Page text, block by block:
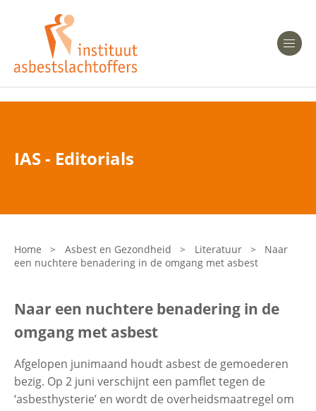
Heeft u Mesothelioom?
Heeft u Asbestose?
Bent u arts?
Asbest en Gezondheid
Laatste nieuws
Onze organisatie
Veelgestelde vragen
Contactgegevens
IAS - Editorials
Home > Asbest en Gezondheid > Literatuur >
Naar
een nuchtere benadering in de omgang met asbest
Naar een nuchtere benadering in de
omgang met asbest
Afgelopen junimaand houdt asbest de gemoederen
bezig. Op 2 juni verschijnt een pamflet tegen de
‘asbesthysterie’ en wordt de overheidsmaatregel om